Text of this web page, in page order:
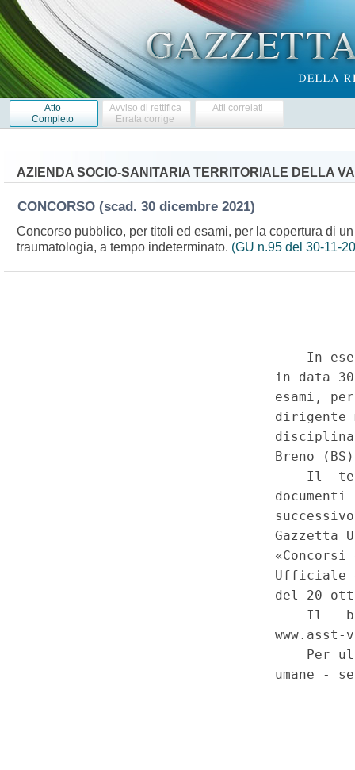
Atto
Completo
Avviso di rettifica
Errata corrige
Atti correlati
AZIENDA SOCIO-SANITARIA TERRITORIALE DELLA
CONCORSO (scad. 30 dicembre 2021)
Concorso pubblico, per titoli ed esami, per la copertura di
traumatologia, a tempo indeterminato. (GU n.95 del 30-11-